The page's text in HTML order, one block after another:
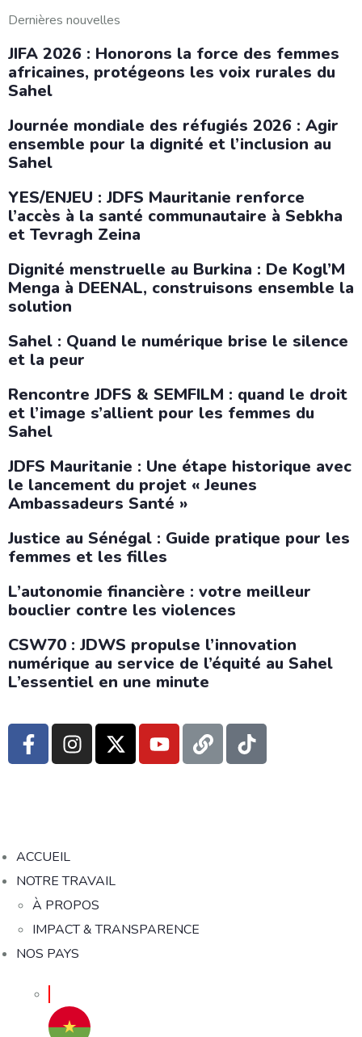
Dernières nouvelles
JIFA 2026 : Honorons la force des femmes
africaines, protégeons les voix rurales du
Sahel
Journée mondiale des réfugiés 2026 : Agir
ensemble pour la dignité et l’inclusion au
Sahel
YES/ENJEU : JDFS Mauritanie renforce
l’accès à la santé communautaire à Sebkha
et Tevragh Zeina
Dignité menstruelle au Burkina : De Kogl’M
Menga à DEENAL, construisons ensemble la
solution
Sahel : Quand le numérique brise le silence
et la peur
Rencontre JDFS & SEMFILM : quand le droit
et l’image s’allient pour les femmes du
Sahel
JDFS Mauritanie : Une étape historique avec
le lancement du projet « Jeunes
Ambassadeurs Santé »
Justice au Sénégal : Guide pratique pour les
femmes et les filles
L’autonomie financière : votre meilleur
bouclier contre les violences
CSW70 : JDWS propulse l’innovation
numérique au service de l’équité au Sahel
L’essentiel en une minute
ACCUEIL
NOTRE TRAVAIL
À PROPOS
IMPACT & TRANSPARENCE
NOS PAYS